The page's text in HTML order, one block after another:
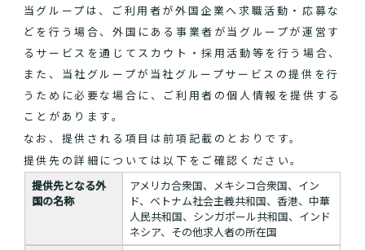
当グループは、ご利用者が外国企業へ求職活動・応募な
どを行う場合、外国にある事業者が当グループが運営す
るサービスを通じてスカウト・採用活動等を行う場合、
また、当社グループが当社グループサービスの提供を行
うために必要な場合に、ご利用者の個人情報を提供する
ことがあります。
なお、提供される項目は前項記載のとおりです。
提供先の詳細については以下をご確認ください。
提供先となる外
国の名称
アメリカ合衆国、メキシコ合衆国、イン
ド、ベトナム社会主義共和国、香港、中華
人民共和国、シンガポール共和国、インド
ネシア、その他求人者の所在国